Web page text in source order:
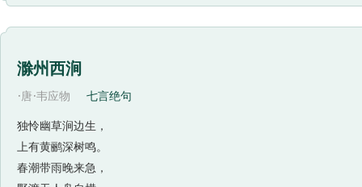
滁州西涧
·唐·韦应物 七言绝句
独怜幽草涧边生，
上有黄鹂深树鸣。
春潮带雨晚来急，